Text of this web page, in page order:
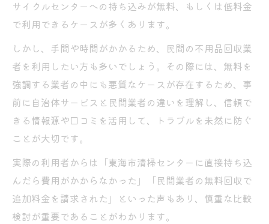
無料で安心な不用品回収の仕組み解説
不用品回収が無料でできる仕組みを徹底解
説
安心して任せられる無料不用品回収の実態
東海市で利用できる無料不用品回収の特徴
なぜ無料で不用品回収が可能なのかを探る
東海市リサイクルセンター持ち込みの利点
不用品回収と持ち込み利用のメリット比較
東海市清掃センターでの持ち込み方法解説
サイクルセンターへの持ち込みが無料、もしくは低料金
で利用できるケースが多くあります。
しかし、手間や時間がかかるため、民間の不用品回収業
者を利用したい方も多いでしょう。その際には、無料を
強調する業者の中にも悪質なケースが存在するため、事
前に自治体サービスと民間業者の違いを理解し、信頼で
きる情報源や口コミを活用して、トラブルを未然に防ぐ
ことが大切です。
実際の利用者からは「東海市清掃センターに直接持ち込
んだら費用がかからなかった」「民間業者の無料回収で
追加料金を請求された」といった声もあり、慎重な比較
検討が重要であることがわかります。